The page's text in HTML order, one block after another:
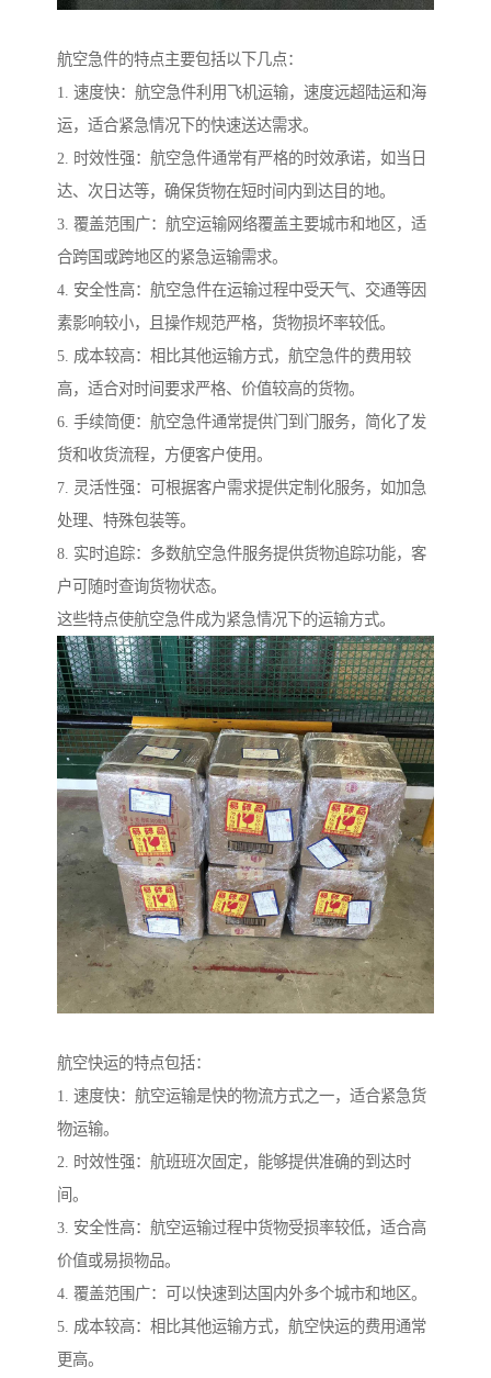
航空急件的特点主要包括以下几点：
1. 速度快：航空急件利用飞机运输，速度远超陆运和海
运，适合紧急情况下的快速送达需求。
2. 时效性强：航空急件通常有严格的时效承诺，如当日
达、次日达等，确保货物在短时间内到达目的地。
3. 覆盖范围广：航空运输网络覆盖主要城市和地区，适
合跨国或跨地区的紧急运输需求。
4. 安全性高：航空急件在运输过程中受天气、交通等因
素影响较小，且操作规范严格，货物损坏率较低。
5. 成本较高：相比其他运输方式，航空急件的费用较
高，适合对时间要求严格、价值较高的货物。
6. 手续简便：航空急件通常提供门到门服务，简化了发
货和收货流程，方便客户使用。
7. 灵活性强：可根据客户需求提供定制化服务，如加急
处理、特殊包装等。
8. 实时追踪：多数航空急件服务提供货物追踪功能，客
户可随时查询货物状态。
这些特点使航空急件成为紧急情况下的运输方式。
航空快运的特点包括：
1. 速度快：航空运输是快的物流方式之一，适合紧急货
物运输。
2. 时效性强：航班班次固定，能够提供准确的到达时
间。
3. 安全性高：航空运输过程中货物受损率较低，适合高
价值或易损物品。
4. 覆盖范围广：可以快速到达国内外多个城市和地区。
5. 成本较高：相比其他运输方式，航空快运的费用通常
更高。